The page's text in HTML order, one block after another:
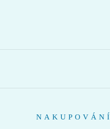
NAKUPOVÁNÍ